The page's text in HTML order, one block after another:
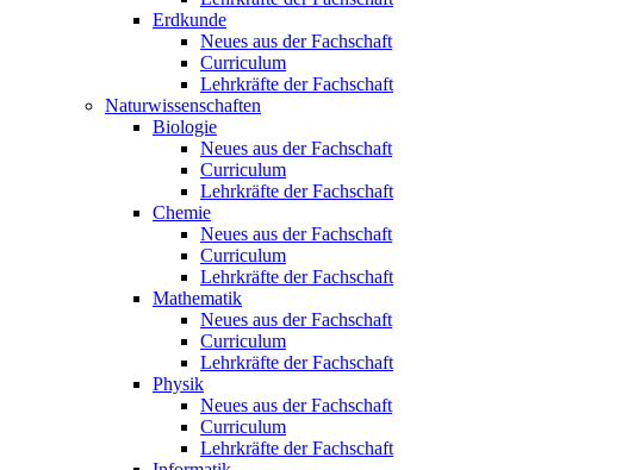
Erdkunde
Neues aus der Fachschaft
Curriculum
Lehrkräfte der Fachschaft
Naturwissenschaften
Biologie
Neues aus der Fachschaft
Curriculum
Lehrkräfte der Fachschaft
Chemie
Neues aus der Fachschaft
Curriculum
Lehrkräfte der Fachschaft
Mathematik
Neues aus der Fachschaft
Curriculum
Lehrkräfte der Fachschaft
Physik
Neues aus der Fachschaft
Curriculum
Lehrkräfte der Fachschaft